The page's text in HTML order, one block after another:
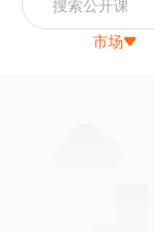
市场